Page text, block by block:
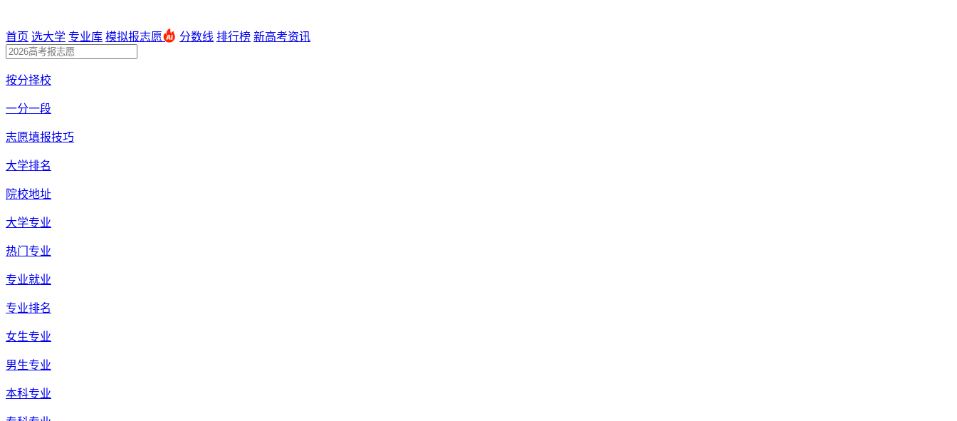
首页 选大学 专业库 模拟报志愿 分数线 排行榜 新高考资讯
按分择校
一分一段
志愿填报技巧
大学排名
院校地址
大学专业
热门专业
专业就业
专业排名
女生专业
男生专业
本科专业